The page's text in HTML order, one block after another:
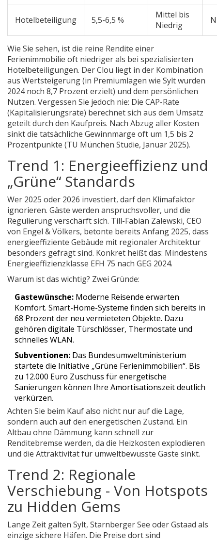
Hotelbeteiligung 5,5-6,5 %
Mittel bis
Niedrig
Wie Sie sehen, ist die reine Rendite einer
Ferienimmobilie oft niedriger als bei spezialisierten
Hotelbeteiligungen. Der Clou liegt in der Kombination
aus Wertsteigerung (in Premiumlagen wie Sylt wurden
2024 noch 8,7 Prozent erzielt) und dem persönlichen
Nutzen. Vergessen Sie jedoch nie: Die CAP-Rate
(Kapitalisierungsrate) berechnet sich aus dem Umsatz
geteilt durch den Kaufpreis. Nach Abzug aller Kosten
sinkt die tatsächliche Gewinnmarge oft um 1,5 bis 2
Prozentpunkte (TU München Studie, Januar 2025).
Trend 1: Energieeffizienz und
„Grüne“ Standards
Wer 2025 oder 2026 investiert, darf den Klimafaktor
ignorieren. Gäste werden anspruchsvoller, und die
Regulierung verschärft sich. Till-Fabian Zalewski, CEO
von Engel & Völkers, betonte bereits Anfang 2025, dass
energieeffiziente Gebäude mit regionaler Architektur
besonders gefragt sind. Konkret heißt das: Mindestens
Energieeffizienzklasse EFH 75 nach GEG 2024.
Warum ist das wichtig? Zwei Gründe:
Gastewünsche: Moderne Reisende erwarten
Komfort. Smart-Home-Systeme finden sich bereits in
68 Prozent der neu vermieteten Objekte. Dazu
gehören digitale Türschlösser, Thermostate und
schnelles WLAN.
Subventionen: Das Bundesumweltministerium
startete die Initiative „Grüne Ferienimmobilien“. Bis
zu 12.000 Euro Zuschuss für energetische
Sanierungen können Ihre Amortisationszeit deutlich
verkürzen.
Achten Sie beim Kauf also nicht nur auf die Lage,
sondern auch auf den energetischen Zustand. Ein
Altbau ohne Dämmung kann schnell zur
Renditebremse werden, da die Heizkosten explodieren
und die Attraktivität für umweltbewusste Gäste sinkt.
Trend 2: Regionale
Verschiebung - Von Hotspots
zu Hidden Gems
Lange Zeit galten Sylt, Starnberger See oder Gstaad als
einzige sichere Häfen. Die Preise dort sind